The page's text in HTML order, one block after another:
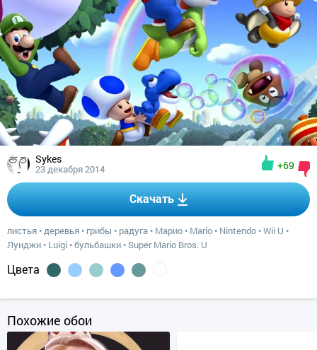
Sykes
23 декабря 2014 +69
Скачать
листья •деревья • грибы • радуга • Марио • Mario • Nintendo •Wii U •
Луиджи • Luigi •бульбашки •Super Mario Bros. U
Цвета
Похожие обои